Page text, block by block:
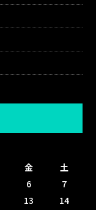
金 土
6
7
13
14